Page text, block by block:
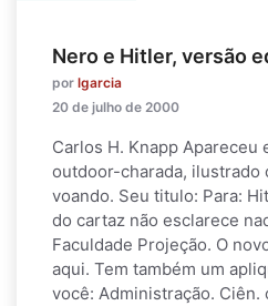
Nero e Hitler, versão
por lgarcia
20 de julho de 2000
Carlos H. Knapp Apareceu
outdoor-charada, ilustrado
voando. Seu titulo: Para:
do cartaz não esclarece
Faculdade Projeção. O
aqui. Tem também um
você: Administração. Ciên.